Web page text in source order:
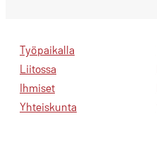
Työpaikalla
Liitossa
Ihmiset
Yhteiskunta